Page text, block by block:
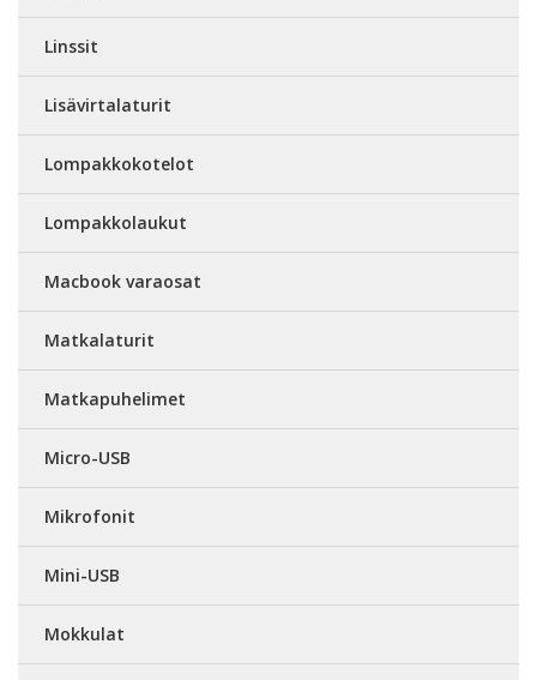
Linssit
Lisävirtalaturit
Lompakkokotelot
Lompakkolaukut
Macbook varaosat
Matkalaturit
Matkapuhelimet
Micro-USB
Mikrofonit
Mini-USB
Mokkulat